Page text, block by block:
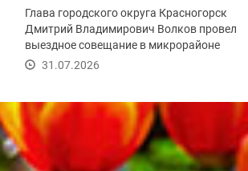
Глава городского округа Красногорск
Дмитрий Владимирович Волков провел
выездное совещание в микрорайоне
Опалиха после...
31.07.2026